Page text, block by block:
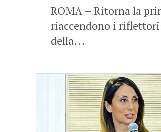
ROMA – Ritorna la
riaccendono i
della...